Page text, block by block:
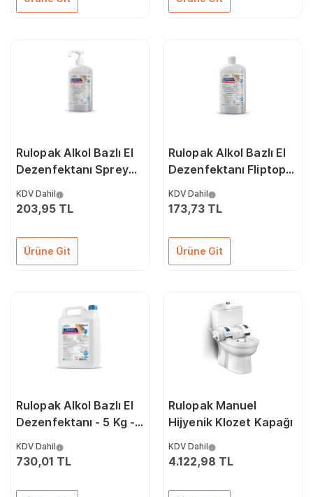
Rulopak Alkol Bazlı El
Dezenfektanı Sprey
KDV Dahil
203,95 TL
Ürüne Git
Rulopak Alkol Bazlı El
Dezenfektanı Fliptop
KDV Dahil
173,73 TL
Ürüne Git
Rulopak Alkol Bazlı El
Dezenfektanı - 5 Kg -
KDV Dahil
730,01 TL
Rulopak Manuel
Hijyenik Klozet Kapağı
KDV Dahil
4.122,98 TL